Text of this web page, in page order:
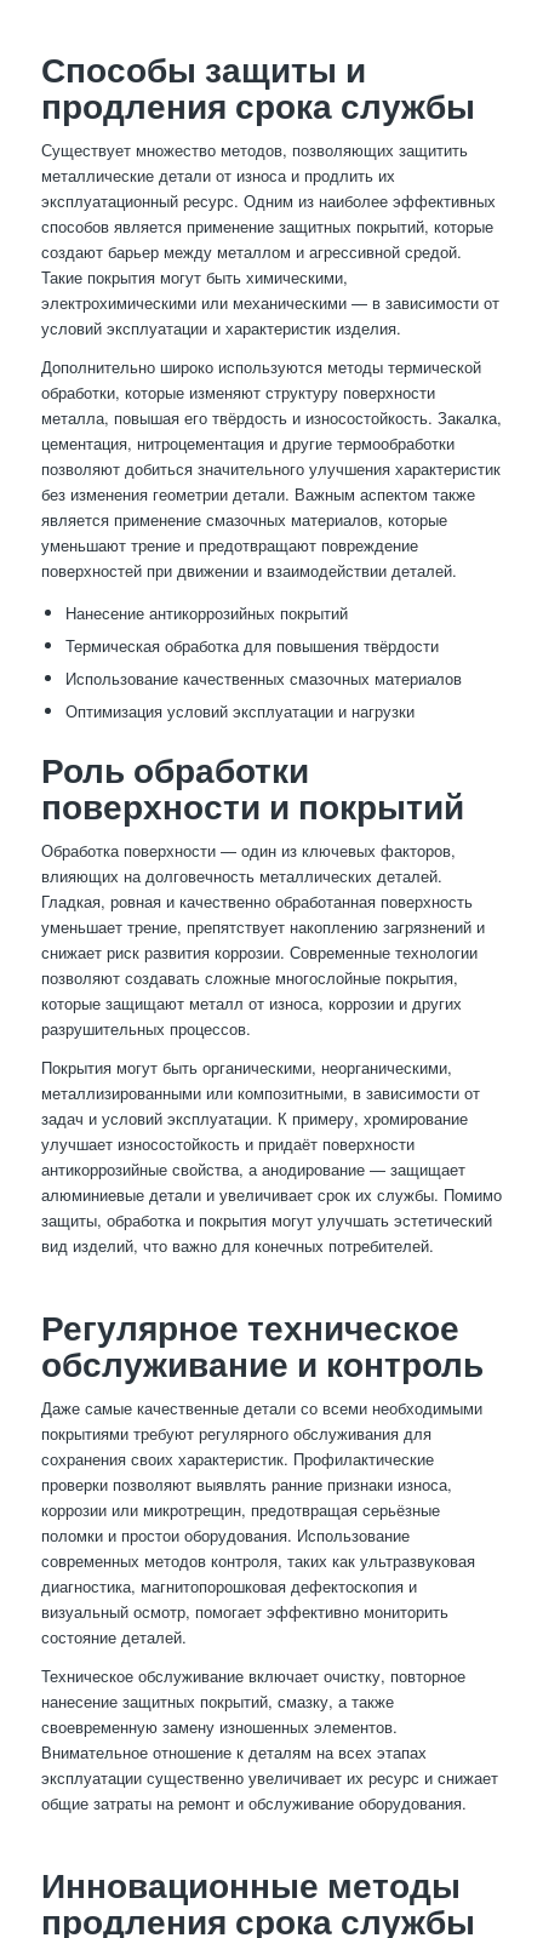
Способы защиты и
продления срока службы
Существует множество методов, позволяющих защитить
металлические детали от износа и продлить их
эксплуатационный ресурс. Одним из наиболее эффективных
способов является применение защитных покрытий, которые
создают барьер между металлом и агрессивной средой.
Такие покрытия могут быть химическими,
электрохимическими или механическими — в зависимости от
условий эксплуатации и характеристик изделия.
Дополнительно широко используются методы термической
обработки, которые изменяют структуру поверхности
металла, повышая его твёрдость и износостойкость. Закалка,
цементация, нитроцементация и другие термообработки
позволяют добиться значительного улучшения характеристик
без изменения геометрии детали. Важным аспектом также
является применение смазочных материалов, которые
уменьшают трение и предотвращают повреждение
поверхностей при движении и взаимодействии деталей.
Нанесение антикоррозийных покрытий
Термическая обработка для повышения твёрдости
Использование качественных смазочных материалов
Оптимизация условий эксплуатации и нагрузки
Роль обработки
поверхности и покрытий
Обработка поверхности — один из ключевых факторов,
влияющих на долговечность металлических деталей.
Гладкая, ровная и качественно обработанная поверхность
уменьшает трение, препятствует накоплению загрязнений и
снижает риск развития коррозии. Современные технологии
позволяют создавать сложные многослойные покрытия,
которые защищают металл от износа, коррозии и других
разрушительных процессов.
Покрытия могут быть органическими, неорганическими,
металлизированными или композитными, в зависимости от
задач и условий эксплуатации. К примеру, хромирование
улучшает износостойкость и придаёт поверхности
антикоррозийные свойства, а анодирование — защищает
алюминиевые детали и увеличивает срок их службы. Помимо
защиты, обработка и покрытия могут улучшать эстетический
вид изделий, что важно для конечных потребителей.
Регулярное техническое
обслуживание и контроль
Даже самые качественные детали со всеми необходимыми
покрытиями требуют регулярного обслуживания для
сохранения своих характеристик. Профилактические
проверки позволяют выявлять ранние признаки износа,
коррозии или микротрещин, предотвращая серьёзные
поломки и простои оборудования. Использование
современных методов контроля, таких как ультразвуковая
диагностика, магнитопорошковая дефектоскопия и
визуальный осмотр, помогает эффективно мониторить
состояние деталей.
Техническое обслуживание включает очистку, повторное
нанесение защитных покрытий, смазку, а также
своевременную замену изношенных элементов.
Внимательное отношение к деталям на всех этапах
эксплуатации существенно увеличивает их ресурс и снижает
общие затраты на ремонт и обслуживание оборудования.
Инновационные методы
продления срока службы